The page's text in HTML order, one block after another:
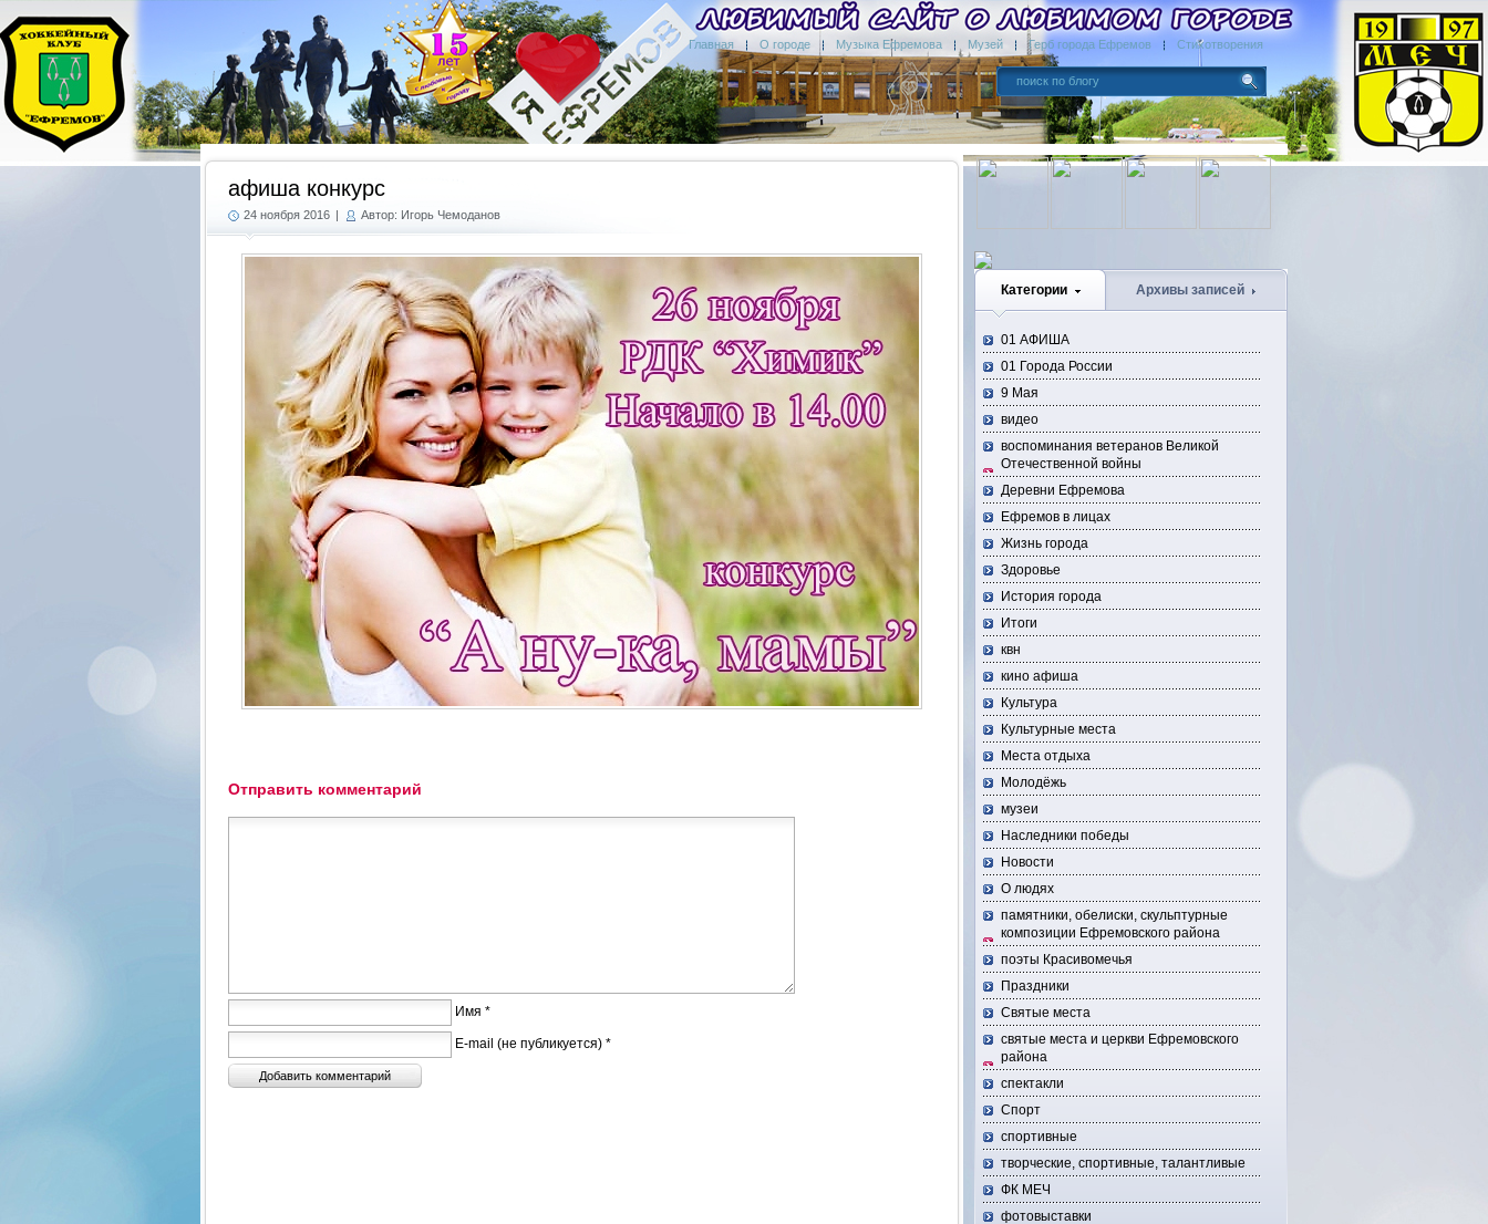
Главная О городе Музыка Ефремова Музей Герб города Ефремов Стихотворения
афиша конкурс
24 ноября 2016 | Автор: Игорь Чемоданов
Отправить комментарий
Имя *
E-mail (не публикуется) *
Категории Архивы записей
01 АФИША
01 Города России
9 Мая
видео
воспоминания ветеранов Великой
Отечественной войны
Деревни Ефремова
Ефремов в лицах
Жизнь города
Здоровье
История города
Итоги
квн
кино афиша
Культура
Культурные места
Места отдыха
Молодёжь
музеи
Наследники победы
Новости
О людях
памятники, обелиски, скульптурные
композиции Ефремовского района
поэты Красивомечья
Праздники
Святые места
святые места и церкви Ефремовского
района
спектакли
Спорт
спортивные
творческие, спортивные, талантливые
ФК МЕЧ
фотовыставки